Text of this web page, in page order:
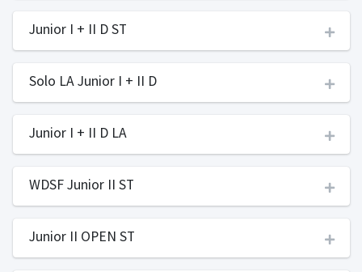
Junior I + II D ST
Solo LA Junior I + II D
Junior I + II D LA
WDSF Junior II ST
Junior II OPEN ST